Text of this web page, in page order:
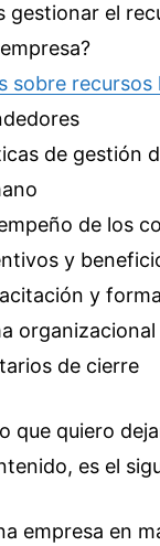
gestionar el
sobre recursos
de gestión
de los
y
y
de cierre
que quiero
es el
empresa en